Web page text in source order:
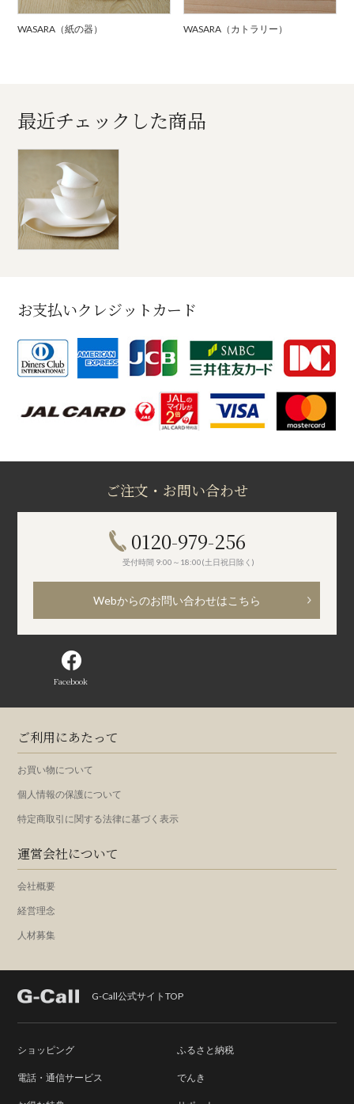
WASARA（紙の器） WASARA（カトラリー）
最近チェックした商品
お支払いクレジットカード
ご注文・お問い合わせ
0120-979-256
受付時間 9:00～18:00(土日祝日除く)
Webからのお問い合わせはこちら
Facebook
ご利用にあたって
お買い物について
個人情報の保護について
特定商取引に関する法律に基づく表示
運営会社について
会社概要
経営理念
人材募集
G-Call公式サイトTOP
ショッピング ふるさと納税
電話・通信サービス でんき